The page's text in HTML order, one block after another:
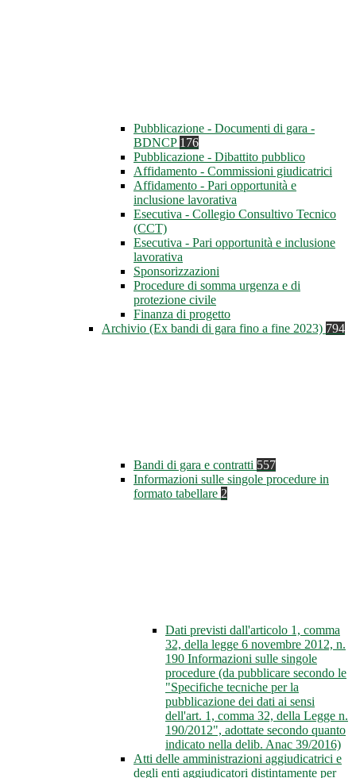
Pubblicazione - Documenti di gara -
BDNCP 176
Pubblicazione - Dibattito pubblico
Affidamento - Commissioni giudicatrici
Affidamento - Pari opportunità e
inclusione lavorativa
Esecutiva - Collegio Consultivo Tecnico
(CCT)
Esecutiva - Pari opportunità e inclusione
lavorativa
Sponsorizzazioni
Procedure di somma urgenza e di
protezione civile
Finanza di progetto
Archivio (Ex bandi di gara fino a fine 2023) 794
Bandi di gara e contratti 557
Informazioni sulle singole procedure in
formato tabellare 2
Dati previsti dall'articolo 1, comma
32, della legge 6 novembre 2012, n.
190 Informazioni sulle singole
procedure (da pubblicare secondo le
"Specifiche tecniche per la
pubblicazione dei dati ai sensi
dell'art. 1, comma 32, della Legge n.
190/2012", adottate secondo quanto
indicato nella delib. Anac 39/2016)
Atti delle amministrazioni aggiudicatrici e
degli enti aggiudicatori distintamente per